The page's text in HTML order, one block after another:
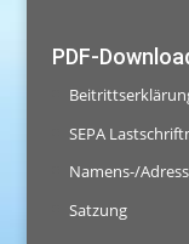
PDF-
SEPA
Namens-/
Satzung